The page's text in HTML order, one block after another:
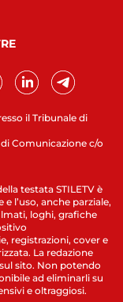
il Tribunale di
Comunicazione c/o
testata STILETV è
l’uso, anche parziale,
loghi, grafiche
registrazioni, cover e
La redazione
sito. Non potendo
ad eliminarli su
e oltraggiosi.